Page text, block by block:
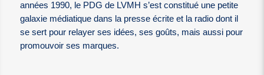
années 1990, le PDG de LVMH s’est constitué une petite
galaxie médiatique dans la presse écrite et la radio dont il
se sert pour relayer ses idées, ses goûts, mais aussi pour
promouvoir ses marques.